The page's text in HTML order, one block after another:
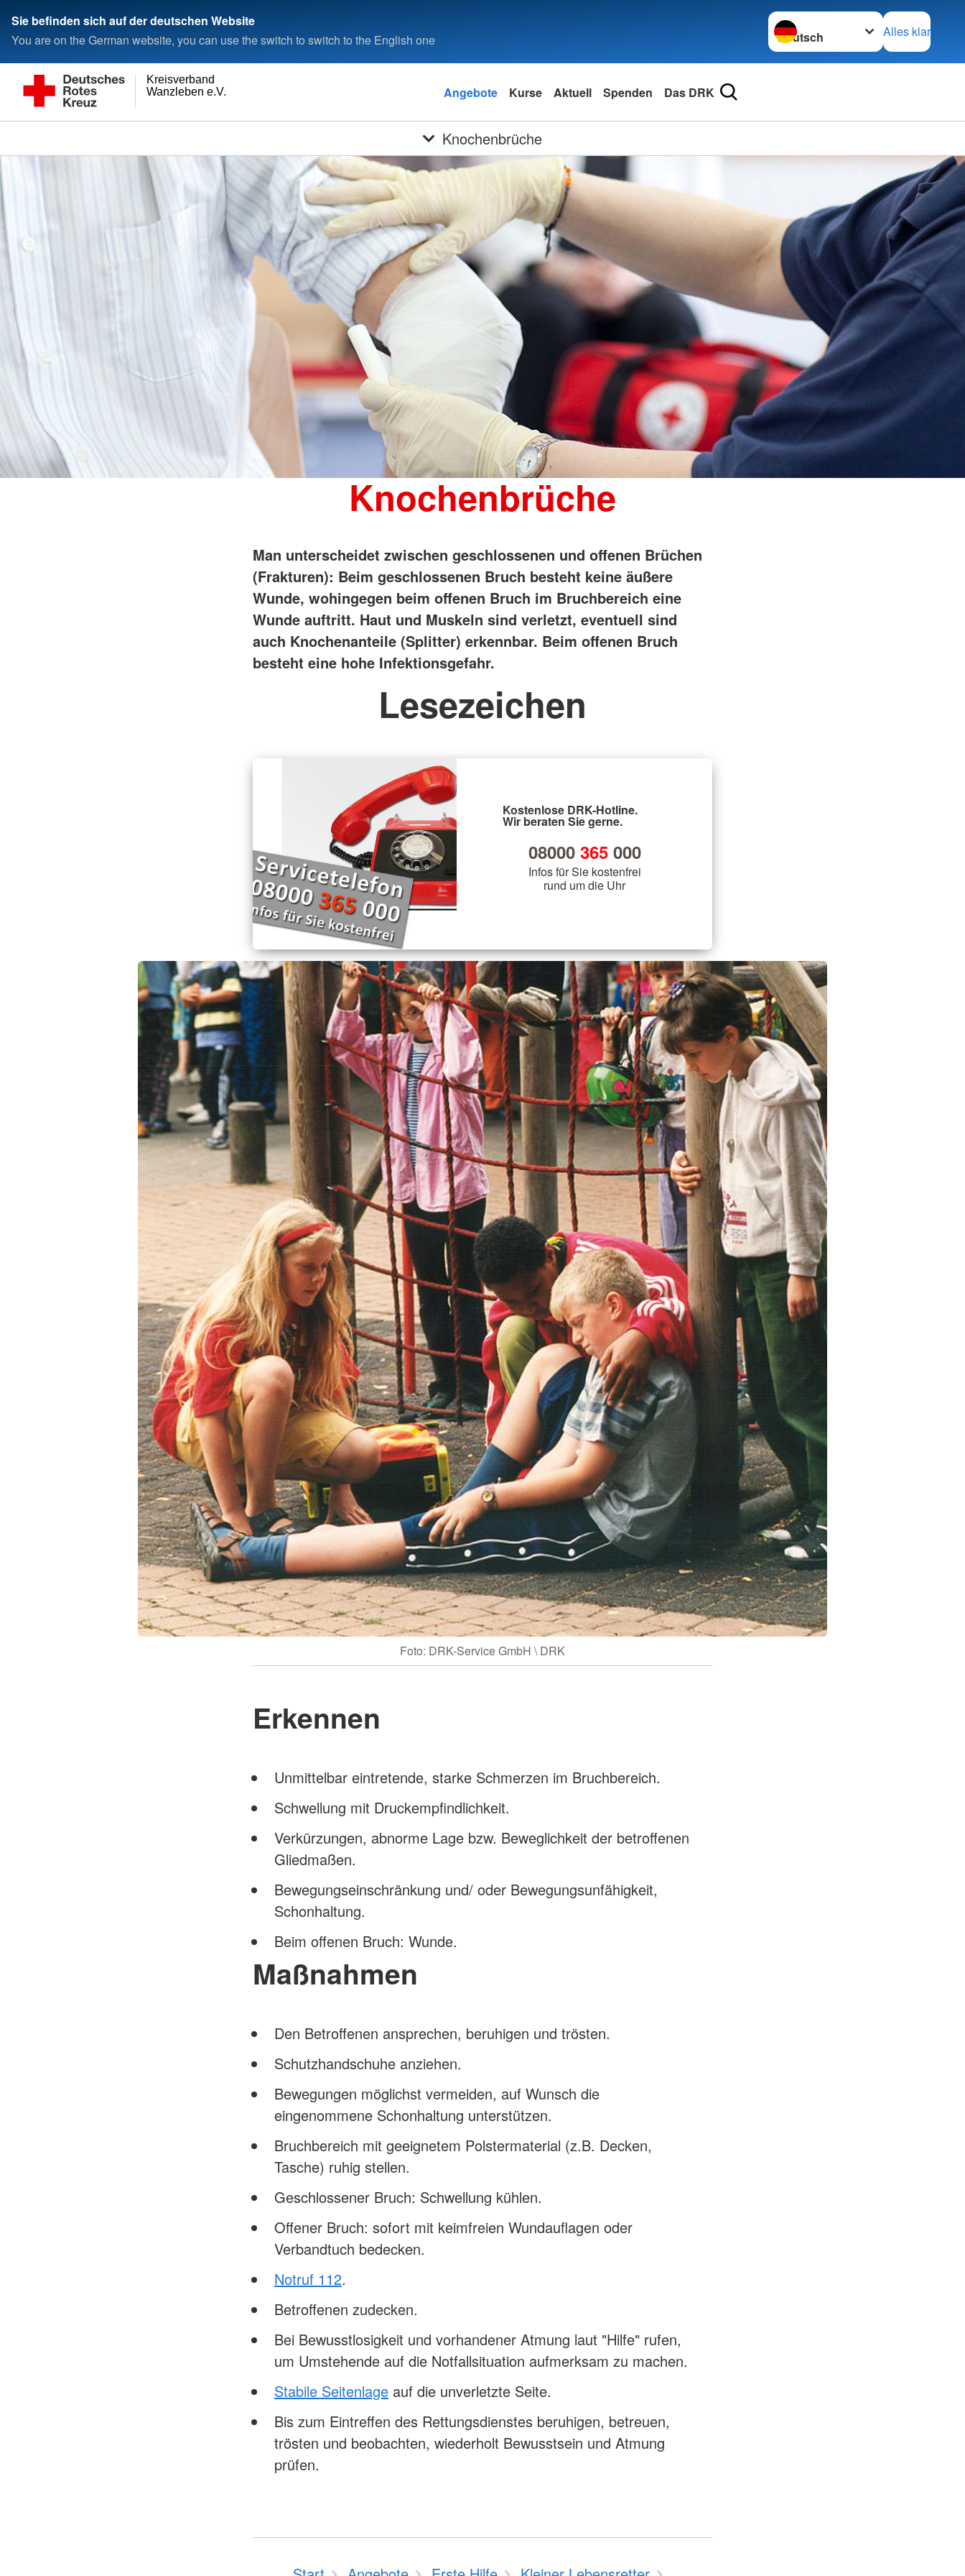
Sie befinden sich auf der deutschen Website
You are on the German website, you can use the switch to switch to the English one
Sprache wechseln zu
Alles klar
Wanzleben e.V.
Kreisverband
Angebote Kurse Aktuell Spenden Das DRK
Knochenbrüche
Knochenbrüche
Man unterscheidet zwischen geschlossenen und offenen Brüchen
(Frakturen): Beim geschlossenen Bruch besteht keine äußere
Wunde, wohingegen beim offenen Bruch im Bruchbereich eine
Wunde auftritt. Haut und Muskeln sind verletzt, eventuell sind
auch Knochenanteile (Splitter) erkennbar. Beim offenen Bruch
besteht eine hohe Infektionsgefahr.
Lesezeichen
Kostenlose DRK-Hotline.
Wir beraten Sie gerne.
08000 365000
Infos für Sie kostenfrei
rund um die Uhr
Foto: DRK-Service GmbH \ DRK
Erkennen
Unmittelbar eintretende, starke Schmerzen im Bruchbereich.
Schwellung mit Druckempfindlichkeit.
Verkürzungen, abnorme Lage bzw. Beweglichkeit der betroffenen
Gliedmaßen.
Bewegungseinschränkung und/ oder Bewegungsunfähigkeit,
Schonhaltung.
Beim offenen Bruch: Wunde.
Maßnahmen
Den Betroffenen ansprechen, beruhigen und trösten.
Schutzhandschuhe anziehen.
Bewegungen möglichst vermeiden, auf Wunsch die
eingenommene Schonhaltung unterstützen.
Bruchbereich mit geeignetem Polstermaterial (z.B. Decken,
Tasche) ruhig stellen.
Geschlossener Bruch: Schwellung kühlen.
Offener Bruch: sofort mit keimfreien Wundauflagen oder
Verbandtuch bedecken.
Notruf 112.
Betroffenen zudecken.
Bei Bewusstlosigkeit und vorhandener Atmung laut "Hilfe" rufen,
um Umstehende auf die Notfallsituation aufmerksam zu machen.
Stabile Seitenlage auf die unverletzte Seite.
Bis zum Eintreffen des Rettungsdienstes beruhigen, betreuen,
trösten und beobachten, wiederholt Bewusstsein und Atmung
prüfen.